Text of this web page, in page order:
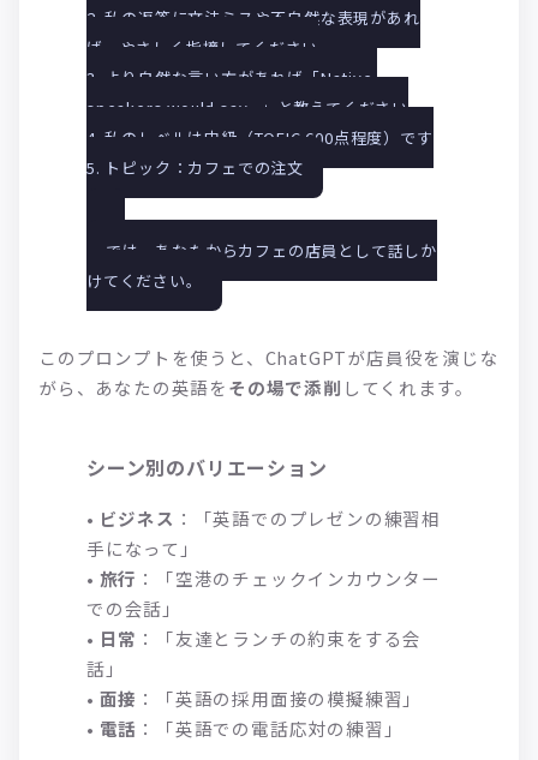
2. 私の返答に文法ミスや不自然な表現があれ
ば、やさしく指摘してください
3. より自然な言い方があれば「Native
speakers would say...」と教えてください
4. 私のレベルは中級（TOEIC 600点程度）です
5. トピック：カフェでの注文
では、あなたからカフェの店員として話しか
けてください。
このプロンプトを使うと、ChatGPTが店員役を演じな
がら、あなたの英語をその場で添削 してくれます。
シーン別のバリエーション
• ビジネス ：「英語でのプレゼンの練習相
手になって」
• 旅行 ：「空港のチェックインカウンター
での会話」
• 日常 ：「友達とランチの約束をする会
話」
• 面接 ：「英語の採用面接の模擬練習」
• 電話 ：「英語での電話応対の練習」